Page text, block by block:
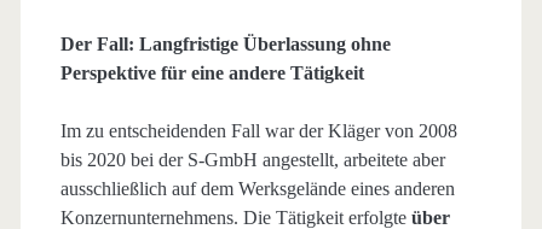
Der Fall: Langfristige Überlassung ohne
Perspektive für eine andere Tätigkeit
Im zu entscheidenden Fall war der Kläger von 2008
bis 2020 bei der S-GmbH angestellt, arbeitete aber
ausschließlich auf dem Werksgelände eines anderen
Konzernunternehmens. Die Tätigkeit erfolgte über